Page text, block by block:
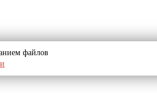
файлов